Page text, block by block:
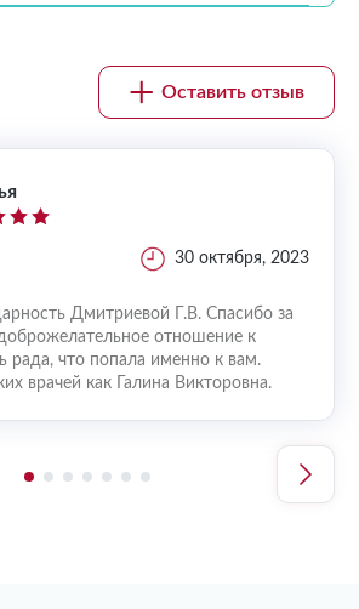
Оставить отзыв
30 октября, 2023
Дмитриевой Г.В. Спасибо за
отношение к
рада, что попала именно к вам.
врачей как Галина Викторовна.